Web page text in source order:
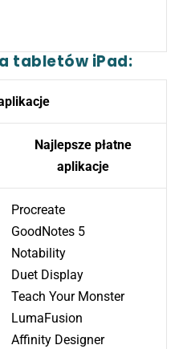
tabletów iPad:
Najlepsze płatne
aplikacje
Procreate
GoodNotes 5
Notability
Duet Display
Teach Your Monster
LumaFusion
Affinity Designer